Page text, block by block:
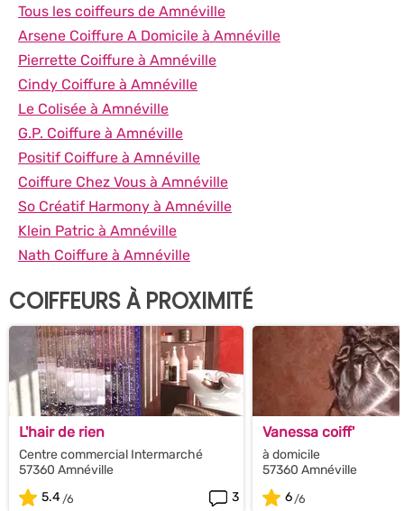
Tous les coiffeurs de Amnéville
Arsene Coiffure A Domicile à Amnéville
Pierrette Coiffure à Amnéville
Cindy Coiffure à Amnéville
Le Colisée à Amnéville
G.P. Coiffure à Amnéville
Positif Coiffure à Amnéville
Coiffure Chez Vous à Amnéville
So Créatif Harmony à Amnéville
Klein Patric à Amnéville
Nath Coiffure à Amnéville
COIFFEURS À PROXIMITÉ
L'hair de rien
Centre commercial Intermarché
57360 Amnéville
5.4
3
Vanessa coiff'
à domicile
57360 Amnéville
6